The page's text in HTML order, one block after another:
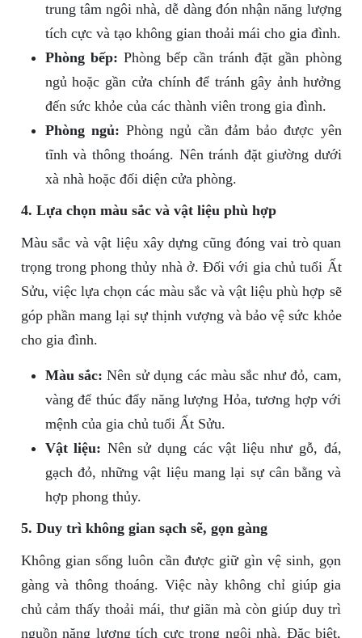
trung tâm ngôi nhà, dễ dàng đón nhận năng lượng
tích cực và tạo không gian thoải mái cho gia đình.
Phòng bếp: Phòng bếp cần tránh đặt gần phòng
ngủ hoặc gần cửa chính để tránh gây ảnh hưởng
đến sức khỏe của các thành viên trong gia đình.
Phòng ngủ: Phòng ngủ cần đảm bảo được yên
tĩnh và thông thoáng. Nên tránh đặt giường dưới
xà nhà hoặc đối diện cửa phòng.
4. Lựa chọn màu sắc và vật liệu phù hợp
Màu sắc và vật liệu xây dựng cũng đóng vai trò quan
trọng trong phong thủy nhà ở. Đối với gia chủ tuổi Ất
Sửu, việc lựa chọn các màu sắc và vật liệu phù hợp sẽ
góp phần mang lại sự thịnh vượng và bảo vệ sức khỏe
cho gia đình.
Màu sắc: Nên sử dụng các màu sắc như đỏ, cam,
vàng để thúc đẩy năng lượng Hỏa, tương hợp với
mệnh của gia chủ tuổi Ất Sửu.
Vật liệu: Nên sử dụng các vật liệu như gỗ, đá,
gạch đỏ, những vật liệu mang lại sự cân bằng và
hợp phong thủy.
5. Duy trì không gian sạch sẽ, gọn gàng
Không gian sống luôn cần được giữ gìn vệ sinh, gọn
gàng và thông thoáng. Việc này không chỉ giúp gia
chủ cảm thấy thoải mái, thư giãn mà còn giúp duy trì
nguồn năng lượng tích cực trong ngôi nhà. Đặc biệt,